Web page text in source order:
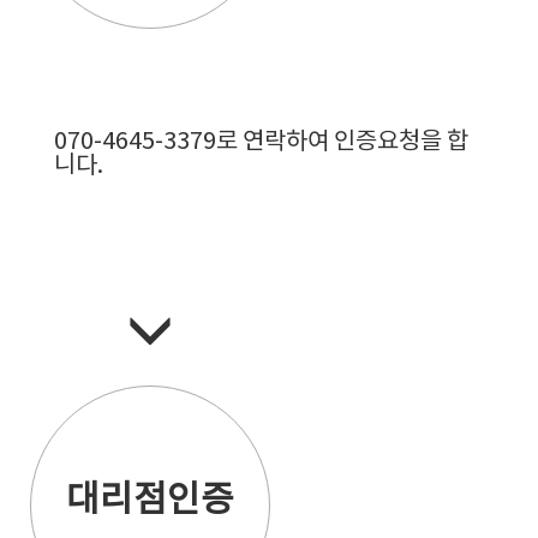
070-4645-3379로 연락하여 인증요청을 합
니다.
대리점인증